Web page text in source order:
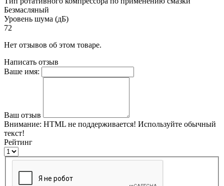
Безмасляный
Уровень шума (дБ)
72
Нет отзывов об этом товаре.
Написать отзыв
Ваше имя:
Ваш отзыв
Внимание: HTML не поддерживается! Используйте обычный
текст!
Рейтинг